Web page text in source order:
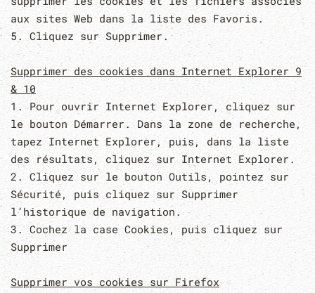
aux sites Web dans la liste des Favoris.
5. Cliquez sur Supprimer.
Supprimer des cookies dans Internet Explorer 9
& 10
1. Pour ouvrir Internet Explorer, cliquez sur
le bouton Démarrer. Dans la zone de recherche,
tapez Internet Explorer, puis, dans la liste
des résultats, cliquez sur Internet Explorer.
2. Cliquez sur le bouton Outils, pointez sur
Sécurité, puis cliquez sur Supprimer
l’historique de navigation.
3. Cochez la case Cookies, puis cliquez sur
Supprimer
Supprimer vos cookies sur Firefox